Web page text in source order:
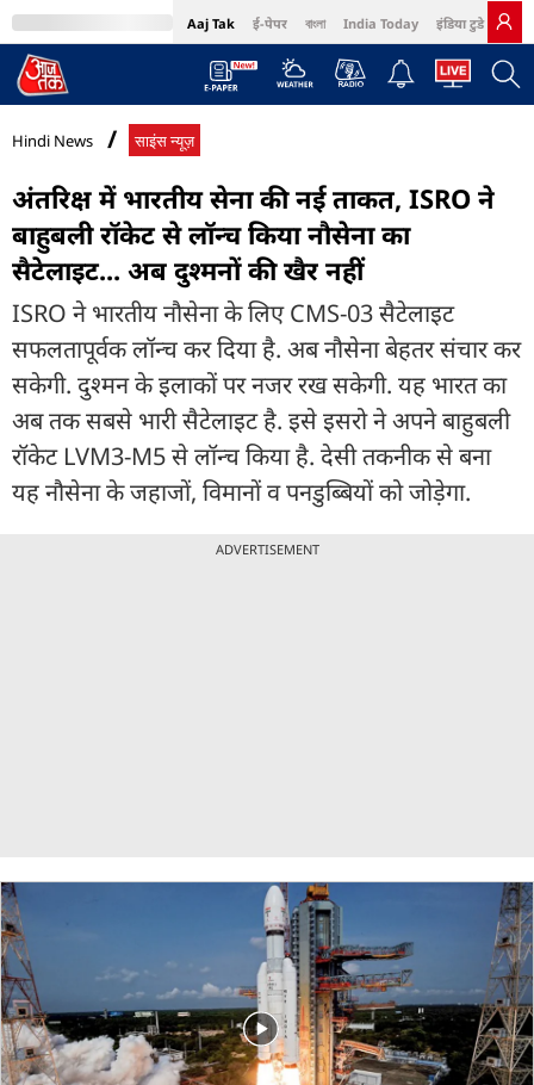
Aaj Tak ई-पेपर বাংলা India Today इंडिया टुडे हिंदी
MumbaiTak Cosmopolitan Harper's Bazaar Northeast
Hindi News साइंस न्यूज़
अंतरिक्ष में भारतीय सेना की नई ताकत, ISRO ने
बाहुबली रॉकेट से लॉन्च किया नौसेना का
सैटेलाइट... अब दुश्मनों की खैर नहीं
ISRO ने भारतीय नौसेना के लिए CMS-03 सैटेलाइट
सफलतापूर्वक लॉन्च कर दिया है. अब नौसेना बेहतर संचार कर
सकेगी. दुश्मन के इलाकों पर नजर रख सकेगी. यह भारत का
अब तक सबसे भारी सैटेलाइट है. इसे इसरो ने अपने बाहुबली
रॉकेट LVM3-M5 से लॉन्च किया है. देसी तकनीक से बना
यह नौसेना के जहाजों, विमानों व पनडुब्बियों को जोड़ेगा.
ADVERTISEMENT